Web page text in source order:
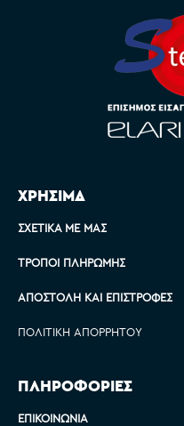
ΧΡΗΣΙΜΑ
ΣΧΕΤΙΚΆ ΜΕ ΜΑΣ
ΤΡΌΠΟΙ ΠΛΗΡΩΜΉΣ
ΑΠΟΣΤΟΛΉ ΚΑΙ ΕΠΙΣΤΡΟΦΈΣ
ΠΟΛΙΤΙΚΉ ΑΠΟΡΡΉΤΟΥ
ΠΛΗΡΟΦΟΡΙΕΣ
ΕΠΙΚΟΙΝΩΝΊΑ